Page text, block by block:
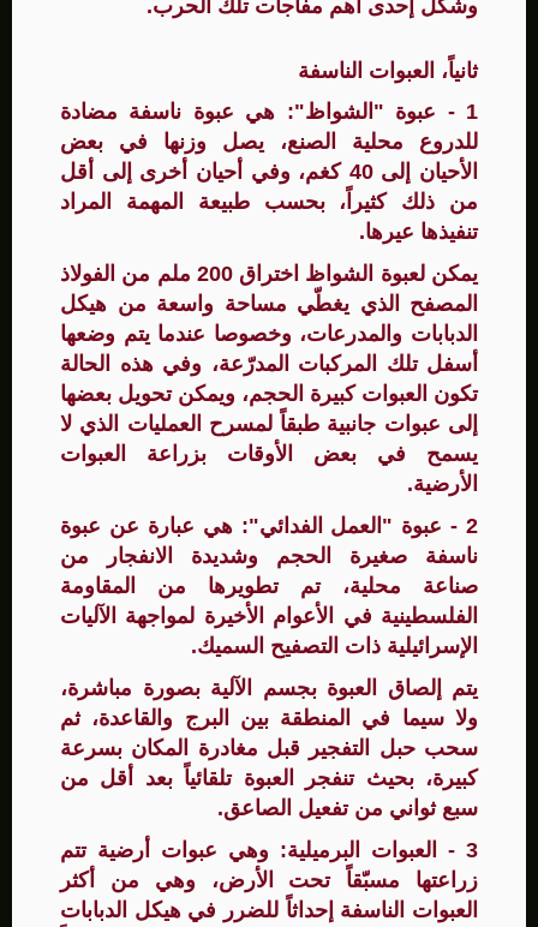
وشكّل إحدى أهم مفاجآت تلك الحرب.
ثانياً، العبوات الناسفة
1 - عبوة "الشواظ": هي عبوة ناسفة مضادة
للدروع محلية الصنع، يصل وزنها في بعض
الأحيان إلى 40 كغم، وفي أحيان أخرى إلى أقل
من ذلك كثيراً، بحسب طبيعة المهمة المراد
تنفيذها عيرها.
يمكن لعبوة الشواظ اختراق 200 ملم من الفولاذ
المصفح الذي يغطّي مساحة واسعة من هيكل
الدبابات والمدرعات، وخصوصا عندما يتم وضعها
أسفل تلك المركبات المدرّعة، وفي هذه الحالة
تكون العبوات كبيرة الحجم، ويمكن تحويل بعضها
إلى عبوات جانبية طبقاً لمسرح العمليات الذي لا
يسمح في بعض الأوقات بزراعة العبوات
الأرضية.
2 - عبوة "العمل الفدائي": هي عبارة عن عبوة
ناسفة صغيرة الحجم وشديدة الانفجار من
صناعة محلية، تم تطويرها من المقاومة
الفلسطينية في الأعوام الأخيرة لمواجهة الآليات
الإسرائيلية ذات التصفيح السميك.
يتم إلصاق العبوة بجسم الآلية بصورة مباشرة،
ولا سيما في المنطقة بين البرج والقاعدة، ثم
سحب حبل التفجير قبل مغادرة المكان بسرعة
كبيرة، بحيث تنفجر العبوة تلقائياً بعد أقل من
سبع ثواني من تفعيل الصاعق.
3 - العبوات البرميلية: وهي عبوات أرضية تتم
زراعتها مسبّقاً تحت الأرض، وهي من أكثر
العبوات الناسفة إحداثاً للضرر في هيكل الدبابات